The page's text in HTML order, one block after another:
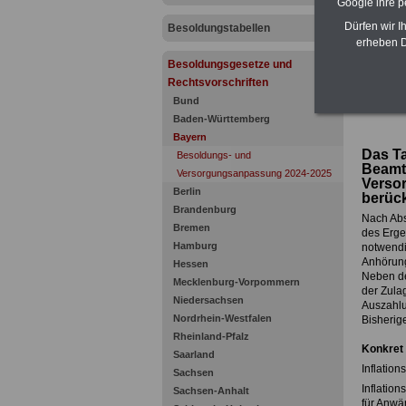
Besoldungstabellen
Besoldungsgesetze und
Rechtsvorschriften
Bund
Baden-Württemberg
Bayern
Besoldungs- und
Versorgungsanpassung 2024-2025
Berlin
Brandenburg
Bremen
Hamburg
Hessen
Mecklenburg-Vorpommern
Niedersachsen
Nordrhein-Westfalen
Rheinland-Pfalz
Saarland
Sachsen
Sachsen-Anhalt
Das
Nach
des
Neben
der
Konkret
Google ihre
Dürfen wir
erheben